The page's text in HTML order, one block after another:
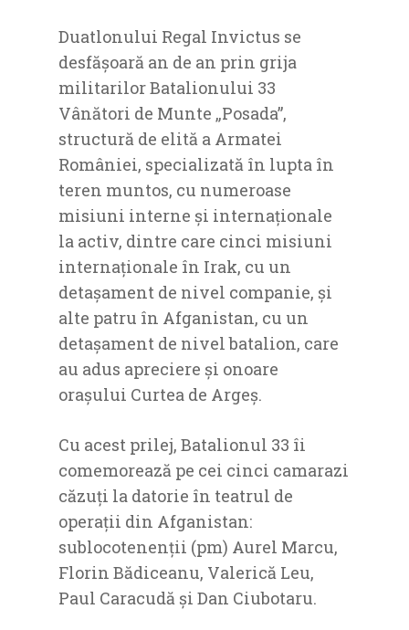
Duatlonului Regal Invictus se
desfășoară an de an prin grija
militarilor Batalionului 33
Vânători de Munte „Posada”,
structură de elită a Armatei
României, specializată în lupta în
teren muntos, cu numeroase
misiuni interne și internaționale
la activ, dintre care cinci misiuni
internaționale în Irak, cu un
detașament de nivel companie, și
alte patru în Afganistan, cu un
detașament de nivel batalion, care
au adus apreciere și onoare
orașului Curtea de Argeș.
Cu acest prilej, Batalionul 33 îi
comemorează pe cei cinci camarazi
căzuți la datorie în teatrul de
operaţii din Afganistan:
sublocotenenţii (pm) Aurel Marcu,
Florin Bădiceanu, Valerică Leu,
Paul Caracudă și Dan Ciubotaru.